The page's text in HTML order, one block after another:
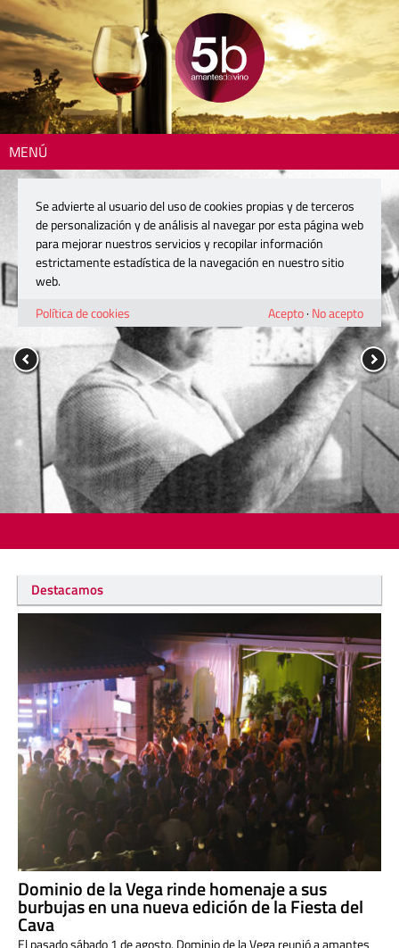
MENÚ
Destacamos
Dominio de la Vega rinde homenaje a sus
burbujas en una nueva edición de la Fiesta del
Cava
El pasado sábado 1 de agosto, Dominio de la Vega reunió a amantes
Se advierte al usuario del uso de cookies propias y de terceros
de personalización y de análisis al navegar por esta página web
para mejorar nuestros servicios y recopilar información
estrictamente estadística de la navegación en nuestro sitio
web.
Política de cookies
Acepto· No acepto